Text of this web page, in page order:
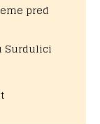
pred
Surdulici